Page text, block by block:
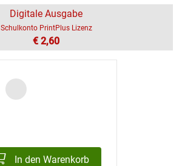
Digitale Ausgabe
Schulkonto PrintPlus Lizenz
€ 2,60
In den Warenkorb